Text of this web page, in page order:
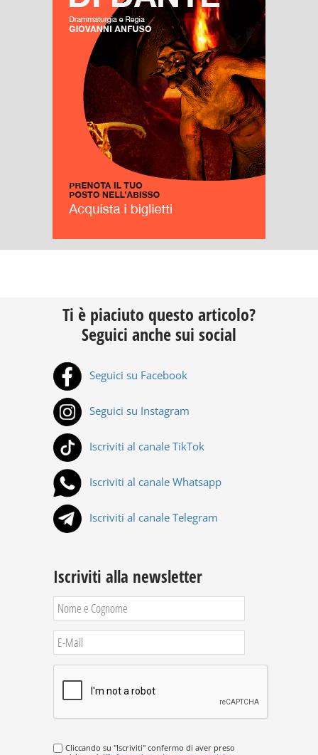
Ti è piaciuto questo articolo?
Seguici anche sui social
Seguici su Facebook
Seguici su Instagram
Iscriviti al canale TikTok
Iscriviti al canale Whatsapp
Iscriviti al canale Telegram
Iscriviti alla newsletter
Cliccando su "Iscriviti" confermo di aver preso